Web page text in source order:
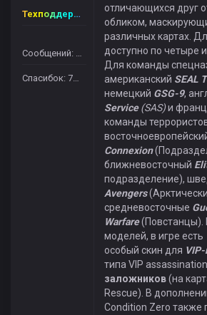
Техподдержка
Сообщений: 665
Спасибок: 7431
отличающихся друг
обликом,
различных картах.
доступно по четыре
Для команды
американский SEAL
немецкий GSG-9,
Service(SAS)и
команды
Connexion
ближневосточный
подразделение),
Avengers
средневосточные
Warfare(Повстанцы).
моделей, в игре есть
особый скин для
типа VIP
заложников(на
Rescue). В
Condition Zero также